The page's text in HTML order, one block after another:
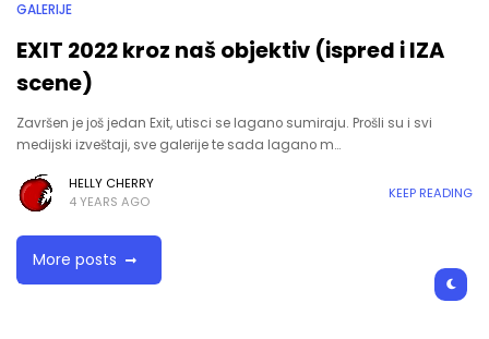
GALERIJE
EXIT 2022 kroz naš objektiv (ispred i IZA
scene)
Završen je još jedan Exit, utisci se lagano sumiraju. Prošli su i svi
medijski izveštaji, sve galerije te sada lagano m…
HELLY CHERRY
4 YEARS AGO
KEEP READING
More posts